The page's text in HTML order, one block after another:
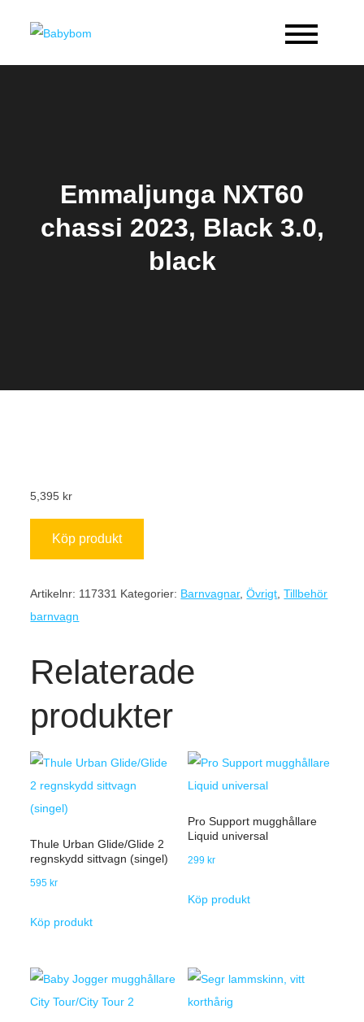
Emmaljunga NXT60
chassi 2023, Black 3.0,
black
5,395 kr
Köp produkt
Artikelnr: 117331 Kategorier: Barnvagnar,Övrigt ,Tillbehör
barnvagn
Relaterade
produkter
Thule Urban Glide/Glide 2
regnskydd sittvagn (singel)
595 kr
Köp produkt
Pro Support mugghållare
Liquid universal
299 kr
Köp produkt